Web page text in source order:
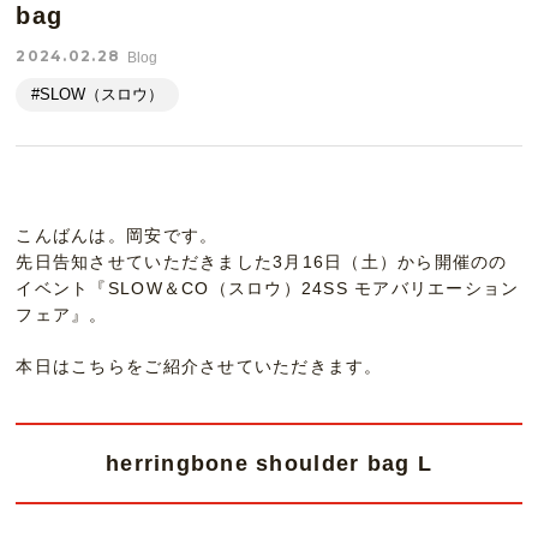
bag
2024.02.28 Blog
#SLOW（スロウ）
こんばんは。岡安です。
先日告知させていただきました3月16日（土）から開催のの
イベント『SLOW＆CO（スロウ）24SS モアバリエーション
フェア』。
本日はこちらをご紹介させていただきます。
herringbone shoulder bag L